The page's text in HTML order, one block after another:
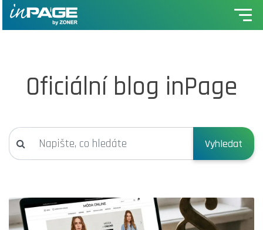
Oficiální blog inPage
Vyhledat